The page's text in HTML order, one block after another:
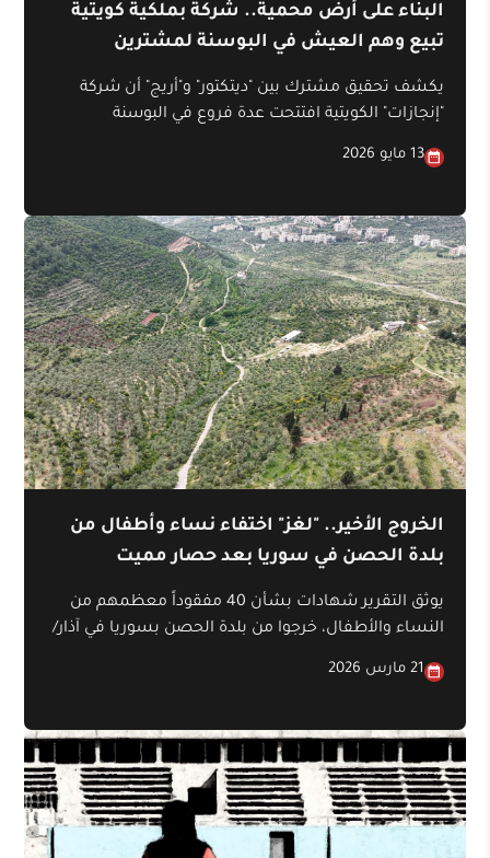
البناء على أرض محمية.. شركة بملكية كويتية
تبيع وهم العيش في البوسنة لمشترين
خليجيين
يكشف تحقيق مشترك بين "ديتكتور" و"أريج" أن شركة
"إنجازات" الكويتية افتتحت عدة فروع في البوسنة
تقسميها وإزالة الغطاء النباتي منها، تعرضها على
مشترين من دول الخليج بأسعار أعلى بكثير، موهمةً إياهم
بإمكانية بناء منازل عليها، رغم أنها لم تحصل على
تراخيص بناء في بعض هذه الأراضي.
13 مايو 2026
الخروج الأخير.. "لغز" اختفاء نساء وأطفال من
بلدة الحصن في سوريا بعد حصار مميت
يوثق التقرير شهادات بشأن 40 مفقوداً معظمهم من
النساء والأطفال، خرجوا من بلدة الحصن بسوريا في آذار/
من فُقدوا، ويكشف تفاصيل ما حدث قبل اختفائهم.
21 مارس 2026